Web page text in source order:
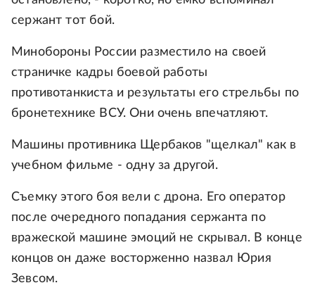
сержант тот бой.
Минобороны России разместило на своей
страничке кадры боевой работы
противотанкиста и результаты его стрельбы по
бронетехнике ВСУ. Они очень впечатляют.
Машины противника Щербаков "щелкал" как в
учебном фильме - одну за другой.
Съемку этого боя вели с дрона. Его оператор
после очередного попадания сержанта по
вражеской машине эмоций не скрывал. В конце
концов он даже восторженно назвал Юрия
Зевсом.